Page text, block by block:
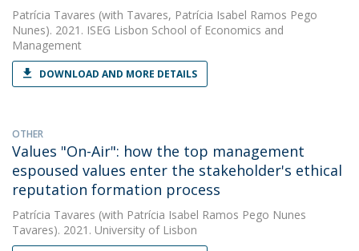
Patrícia Tavares (with Tavares, Patrícia Isabel Ramos Pego
Nunes). 2021. ISEG Lisbon School of Economics and
Management
DOWNLOAD AND MORE DETAILS
OTHER
Values "On-Air": how the top management
espoused values enter the stakeholder's ethical
reputation formation process
Patrícia Tavares (with Patrícia Isabel Ramos Pego Nunes
Tavares). 2021. University of Lisbon